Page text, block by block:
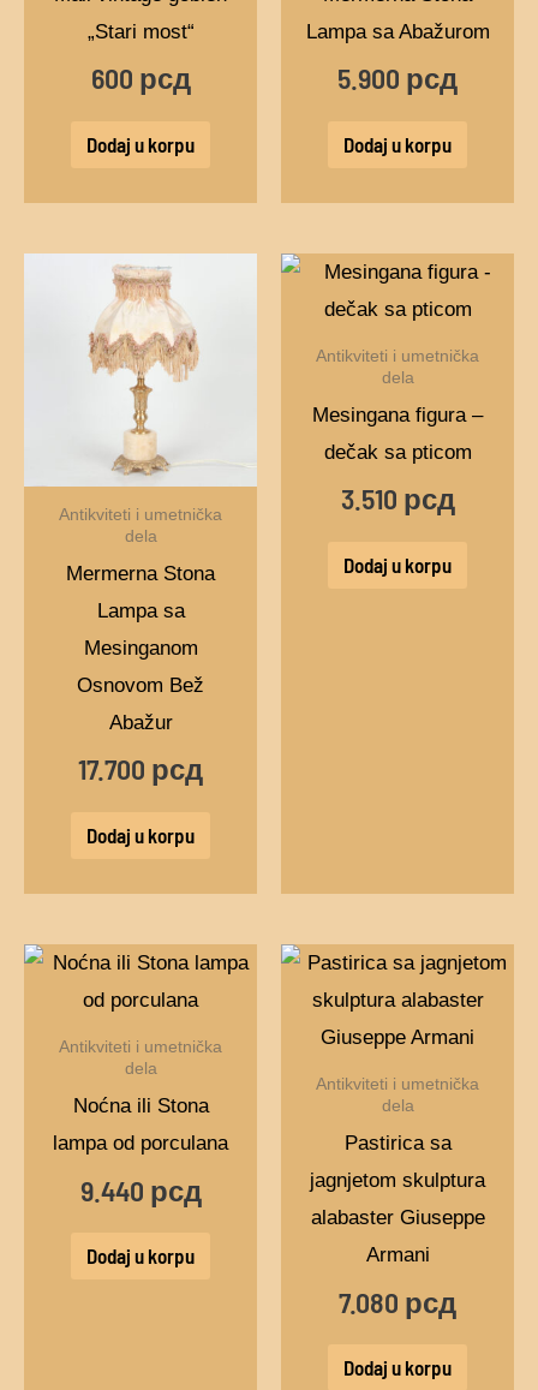
„Stari most“
600 рсд
Dodaj u korpu
Lampa sa Abažurom
5.900 рсд
Dodaj u korpu
Antikviteti i umetnička
dela
Mermerna Stona
Lampa sa
Mesinganom
Osnovom Bež
Abažur
17.700 рсд
Dodaj u korpu
Antikviteti i umetnička
dela
Mesingana figura –
dečak sa pticom
3.510 рсд
Dodaj u korpu
Antikviteti i umetnička
dela
Noćna ili Stona
lampa od porculana
9.440 рсд
Dodaj u korpu
Antikviteti i umetnička
dela
Pastirica sa
jagnjetom skulptura
alabaster Giuseppe
Armani
7.080 рсд
Dodaj u korpu